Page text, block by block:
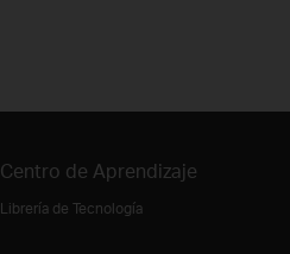
Centro de Aprendizaje
Librería de Tecnología